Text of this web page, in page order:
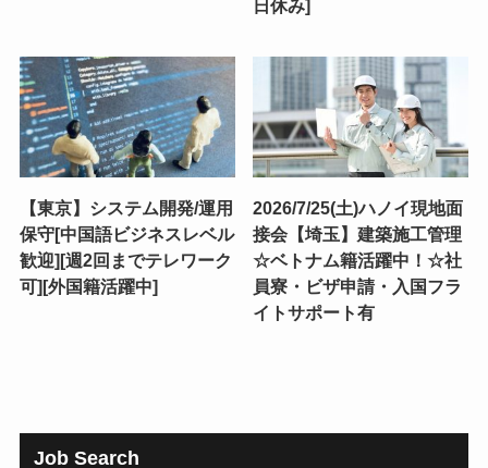
日休み]
【東京】システム開発/運用
保守[中国語ビジネスレベル
歓迎][週2回までテレワーク
可][外国籍活躍中]
2026/7/25(土)ハノイ現地面
接会【埼玉】建築施工管理
☆ベトナム籍活躍中！☆社
員寮・ビザ申請・入国フラ
イトサポート有
Job Search